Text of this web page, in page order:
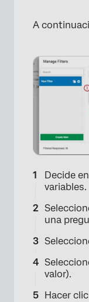
A
Decide
variables.
una
valor).
Hacer clic